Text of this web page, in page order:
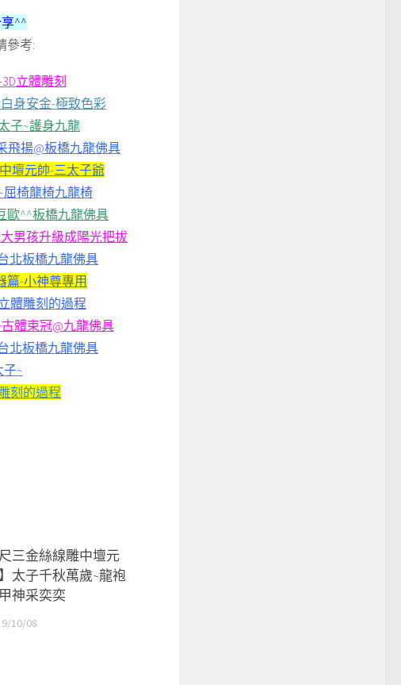
^^
參考:
立體雕刻
身安金-極致色彩
子~護身九龍
飛揚@板橋九龍佛具
壇元帥-三太子爺
屈椅龍椅九龍椅
歐^^板橋九龍佛具
男孩升級成陽光把拔
北板橋九龍佛具
篇-小神尊專用
體雕刻的過程
體束冠@九龍佛具
北板橋九龍佛具
子~
刻的過程
尺三金絲線雕中壇元
太子千秋萬歲~龍袍
神采奕奕
10/08